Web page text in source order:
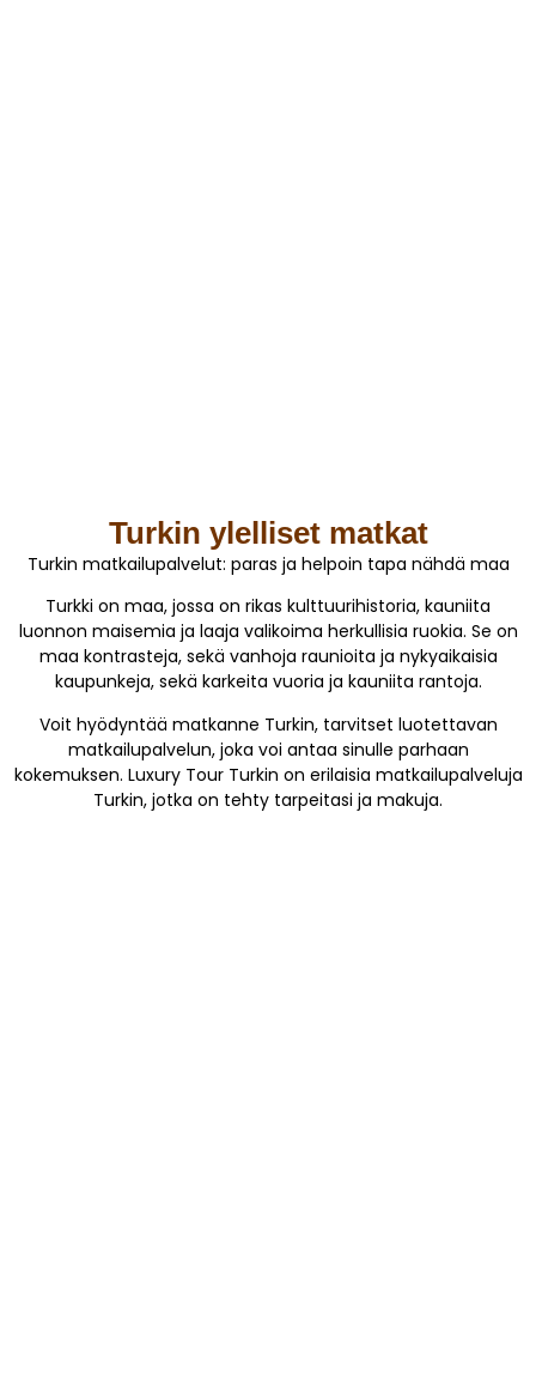
Turkin ylelliset matkat
Turkin matkailupalvelut: paras ja helpoin tapa nähdä maa
Turkki on maa, jossa on rikas kulttuurihistoria, kauniita
luonnon maisemia ja laaja valikoima herkullisia ruokia. Se on
maa kontrasteja, sekä vanhoja raunioita ja nykyaikaisia
kaupunkeja, sekä karkeita vuoria ja kauniita rantoja.
Voit hyödyntää matkanne Turkin, tarvitset luotettavan
matkailupalvelun, joka voi antaa sinulle parhaan
kokemuksen. Luxury Tour Turkin on erilaisia matkailupalveluja
Turkin, jotka on tehty tarpeitasi ja makuja.